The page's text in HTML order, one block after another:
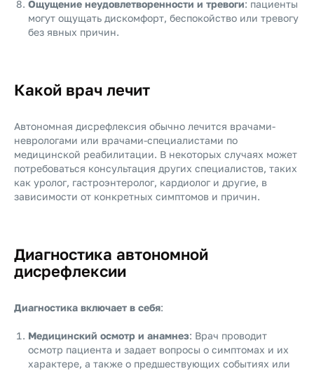
Ощущение неудовлетворенности и тревоги: пациенты
могут ощущать дискомфорт, беспокойство или тревогу
без явных причин.
Какой врач лечит
Автономная дисрефлексия обычно лечится врачами-
неврологами или врачами-специалистами по
медицинской реабилитации. В некоторых случаях может
потребоваться консультация других специалистов, таких
как уролог, гастроэнтеролог, кардиолог и другие, в
зависимости от конкретных симптомов и причин.
Диагностика автономной
дисрефлексии
Диагностика включает в себя:
Медицинский осмотр и анамнез: Врач проводит
осмотр пациента и задает вопросы о симптомах и их
характере, а также о предшествующих событиях или